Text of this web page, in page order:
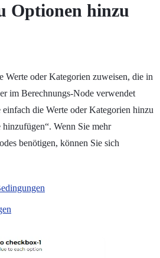
Optionen hinzu
Werte oder Kategorien zuweisen, die in
im Berechnungs-Node verwendet
die Werte oder Kategorien hinzu
Wenn Sie mehr
benötigen, können Sie sich